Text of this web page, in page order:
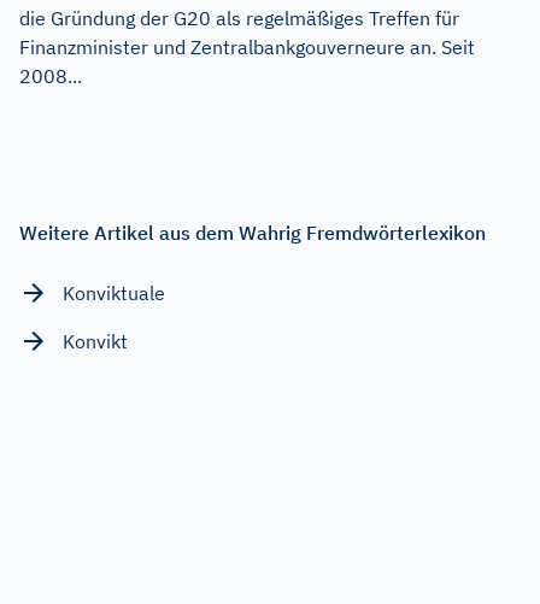
die Gründung der G20 als regelmäßiges Treffen für
Finanzminister und Zentralbankgouverneure an. Seit
2008...
Weitere Artikel aus dem Wahrig Fremdwörterlexikon
Konviktuale
Konvikt